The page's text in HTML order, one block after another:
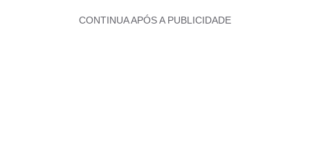
CONTINUA APÓS A PUBLICIDADE